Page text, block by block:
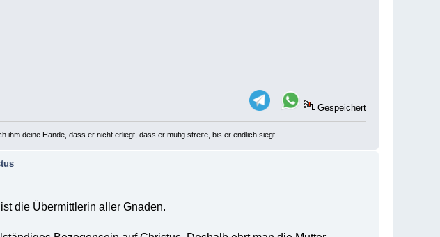
Gespeichert
ihm deine Hände, dass er nicht erliegt, dass er mutig streite, bis er endlich siegt.
die Übermittlerin aller Gnaden.